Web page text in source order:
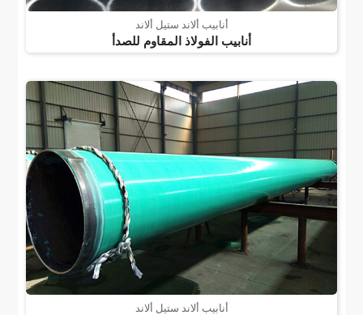
أنابيب ألاند ستيل ألاند
أنابيب الفولاذ المقاوم للصدأ
أنابيب ألاند ستيل ألاند